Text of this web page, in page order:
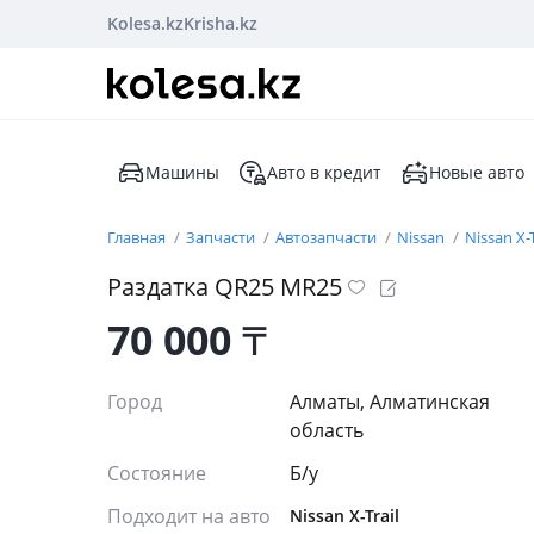
Kolesa.kzKrisha.kz
Машины Авто в кредит Новые авто
Главная Запчасти Автозапчасти Nissan Nissan X-
Раздатка QR25 MR25
70 000₸
Город
Алматы, Алматинская
область
Состояние
Б/y
Подходит на авто
Nissan X-Trail